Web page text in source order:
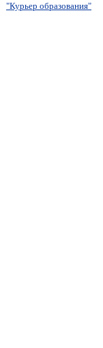
"Курьер образования"